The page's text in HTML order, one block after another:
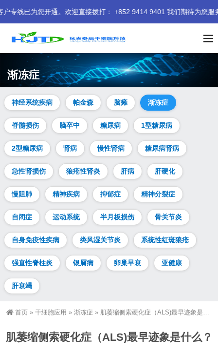
已为您开通。欢迎直接拨打： +852 9414 9401 我们期待为您服务。
渐冻症
神经系统疾病 帕金森 脑瘫 渐冻症
脊髓损伤 脑卒中 糖尿病 1型糖尿病
2型糖尿病 肾病 慢性肾病 糖尿病肾病
急性肾损伤 狼疮性肾炎 肝病 肝硬化
慢阻肺 精神疾病 抑郁症 精神分裂症
自闭症 运动系统 半月板损伤 骨关节炎
自身免疫性疾病 类风湿关节炎 系统性红斑狼疮
强直性脊柱炎 银屑病 卵巢早衰 亚健康
肝衰竭
首页 » 干细胞应用 » 渐冻症 » 肌萎缩侧索硬化症（ALS)最早迹象是什么？
肌萎缩侧索硬化症（ALS)最早迹象是什么？